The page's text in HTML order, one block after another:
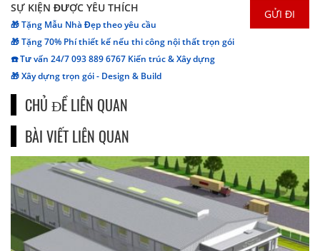
SỰ KIỆN ĐƯỢC YÊU THÍCH
🎁 Tặng Mẫu Nhà Đẹp theo yêu cầu
🎁 Tặng 70% Phí thiết kế nếu thi công nội thất trọn gói
☎️ Tư vấn 24/7 093 889 6767 Kiến trúc & Xây dựng
🎁 Xây dựng trọn gói - Design & Build
CHỦ ĐỀ LIÊN QUAN
BÀI VIẾT LIÊN QUAN